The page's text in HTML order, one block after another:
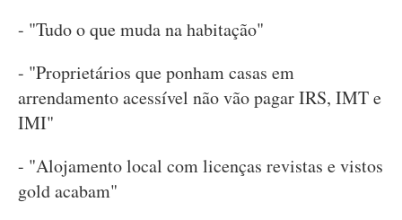
- "Tudo o que muda na habitação"
- "Proprietários que ponham casas em
arrendamento acessível não vão pagar IRS, IMT e
IMI"
- "Alojamento local com licenças revistas e vistos
gold acabam"